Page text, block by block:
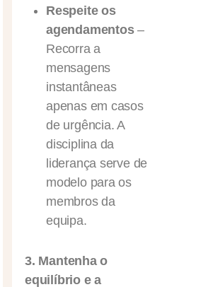
Respeite os
agendamentos–
Recorra a
mensagens
instantâneas
apenas em casos
de urgência. A
disciplina da
liderança serve de
modelo para os
membros da
equipa.
3. Mantenha o
equilíbrio e a